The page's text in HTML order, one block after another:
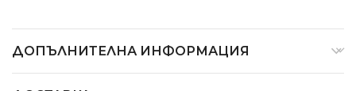
ДОПЪЛНИТЕЛНА ИНФОРМАЦИЯ